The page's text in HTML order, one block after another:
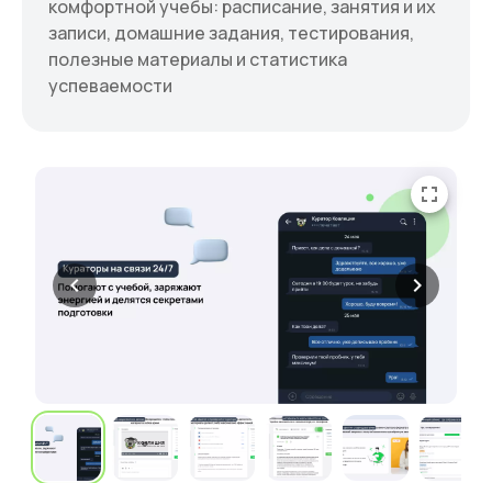
комфортной учебы: расписание, занятия и их
записи, домашние задания, тестирования,
полезные материалы и статистика
успеваемости
chevron_left chevron_right
fullscreen